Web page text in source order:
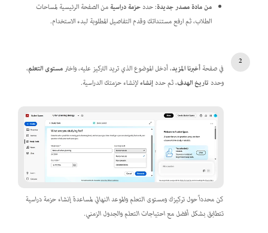
من مادة مصدر جديدة: حددحزمة دراسيةمن الصفحة الرئيسية لمساحات
الطلاب، ثم ارفع مستنداتك وقدم التفاصيل المطلوبة لبدء الاستخدام.
في صفحةأخبرنا المزيد، أدخل الموضوع الذي تريد التركيز عليه، واخترمستوى التعلم،
وحددتاريخ الهدف، ثم حددإنشاءلإنشاء حزمتك الدراسية.
كن محدداً حول تركيزك ومستوى التعلم والموعد النهائي لمساعدة إنشاء حزمة دراسية
تتطابق بشكل أفضل مع احتياجات التعلم والجدول الزمني.